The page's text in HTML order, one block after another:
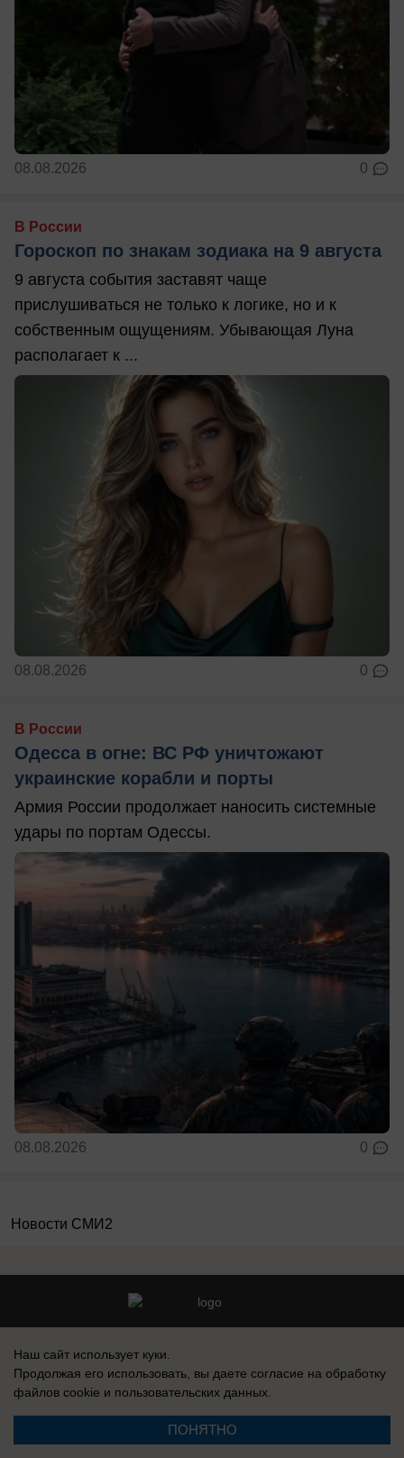
08.08.2026 0
В России
Гороскоп по знакам зодиака на 9 августа
9 августа события заставят чаще
прислушиваться не только к логике, но и к
собственным ощущениям. Убывающая Луна
располагает к ...
08.08.2026 0
В России
Одесса в огне: ВС РФ уничтожают
украинские корабли и порты
Армия России продолжает наносить системные
удары по портам Одессы.
08.08.2026 0
Новости СМИ2
Контакты
Наш сайт использует куки.
Продолжая его использовать, вы даете согласие на обработку
файлов cookie и пользовательских данных.
ПОНЯТНО